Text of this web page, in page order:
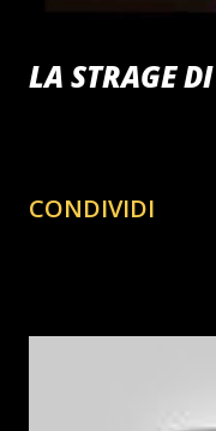
LA STRAGE
CONDIVIDI